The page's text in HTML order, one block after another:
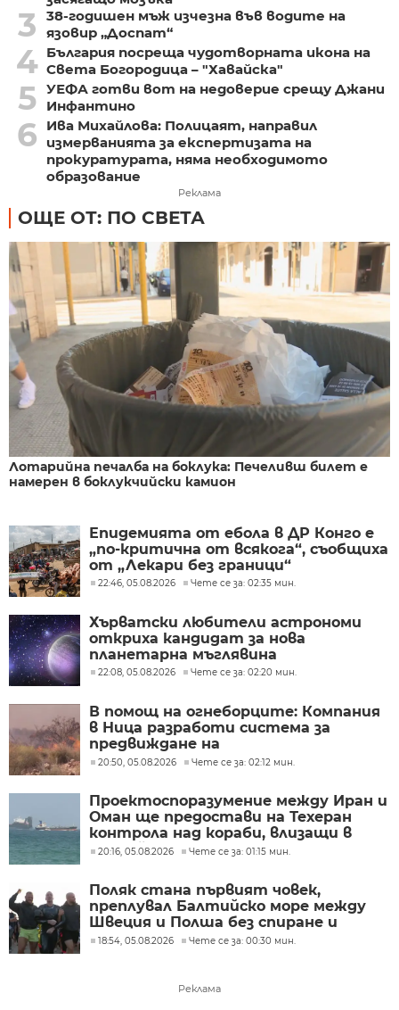
3
38-годишен мъж изчезна във водите на
язовир „Доспат“
4 България посреща чудотворната икона на
Света Богородица – "Хавайска"
5 УЕФА готви вот на недоверие срещу Джани
Инфантино
6
Ива Михайлова: Полицаят, направил
измерванията за експертизата на
прокуратурата, няма необходимото
образование
Реклама
ОЩЕ ОТ: ПО СВЕТА
Лотарийна печалба на боклука: Печеливш билет е
намерен в боклукчийски камион
Епидемията от ебола в ДР Конго е
„по-критична от всякога“, съобщиха
от „Лекари без граници“
22:46, 05.08.2026 Чете се за: 02:35 мин.
Хърватски любители астрономи
откриха кандидат за нова
планетарна мъглявина
22:08, 05.08.2026 Чете се за: 02:20 мин.
В помощ на огнеборците: Компания
в Ница разработи система за
предвиждане на
разпространението на пожари
20:50, 05.08.2026 Чете се за: 02:12 мин.
Проектоспоразумение между Иран и
Оман ще предостави на Техеран
контрола над кораби, влизащи в
Персийския залив?
20:16, 05.08.2026 Чете се за: 01:15 мин.
Поляк стана първият човек,
преплувал Балтийско море между
Швеция и Полша без спиране и
почивка
18:54, 05.08.2026 Чете се за: 00:30 мин.
Реклама